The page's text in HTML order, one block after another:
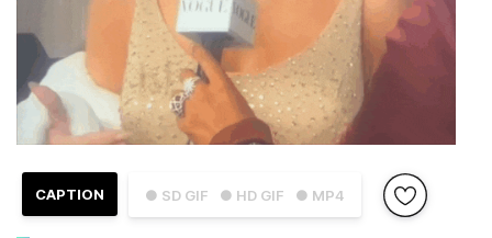
● SD GIF ● HD GIF ● MP4
CAPTION